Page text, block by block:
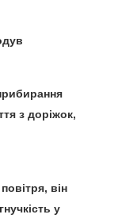
з доріжок,
, він
у